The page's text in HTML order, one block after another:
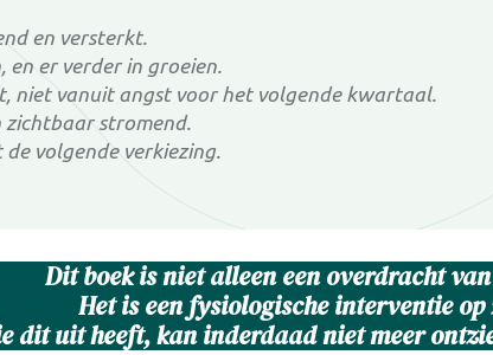
en versterkt.
en er verder in groeien.
niet vanuit angst voor het volgende kwartaal.
zichtbaar stromend.
volgende verkiezing.
Dit boek is niet alleen een overdracht
Het is een fysiologische interventie op
dit uit heeft, kan inderdaad niet meer